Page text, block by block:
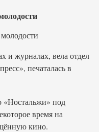
и журналах, вела отдел
печаталась в
«Ностальжи» под
время на
кино.